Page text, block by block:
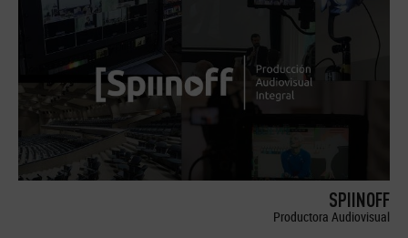
SPIINOFF
Productora Audiovisual